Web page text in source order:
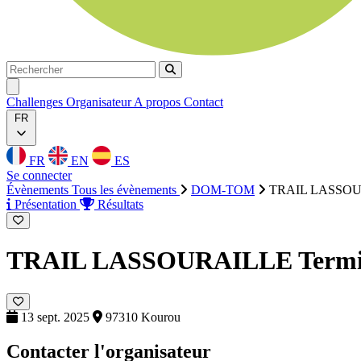
Rechercher
Rechercher
Challenges OrganisateurA propos Contact
FR
FR EN
ES
Se connecter
Évènements Tous les évènements DOM-TOM
TRAIL
Présentation
Résultats
TRAIL LASSOURAILLE
13 sept. 2025 97310 Kourou
Contacter l'organisateur